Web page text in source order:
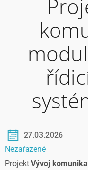
27.03.2026
Nezařazené
Projekt Vývoj